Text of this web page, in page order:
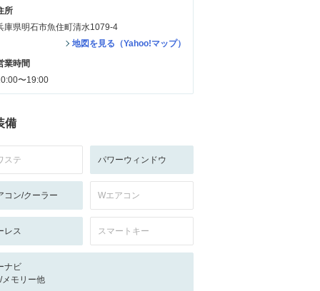
所
庫県明石市魚住町清水1079-4
地図を見る（Yahoo!マップ）
業時間
〜19:00
備
ステ パワーウィンドウ
コン/クーラー Wエアコン
レス スマートキー
ナビ
メモリー他